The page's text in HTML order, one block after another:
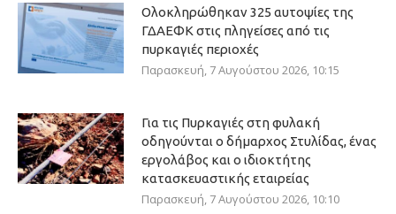
Ολοκληρώθηκαν 325 αυτοψίες της
ΓΔΑΕΦΚ στις πληγείσες από τις
πυρκαγιές περιοχές
Παρασκευή, 7 Αυγούστου 2026, 10:15
Για τις Πυρκαγιές στη φυλακή
οδηγούνται ο δήμαρχος Στυλίδας, ένας
εργολάβος και ο ιδιοκτήτης
κατασκευαστικής εταιρείας
Παρασκευή, 7 Αυγούστου 2026, 10:10